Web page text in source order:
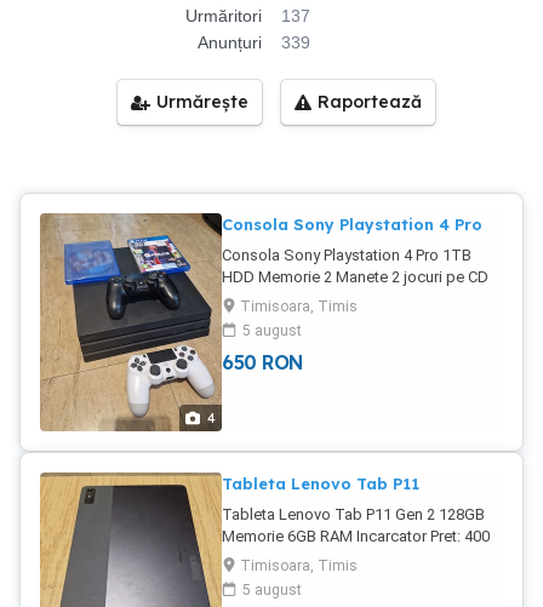
Urmăritori
137
Anunțuri
339
Urmărește Raportează
4
Consola Sony Playstation 4 Pro
Consola Sony Playstation 4 Pro 1TB
HDD Memorie 2 Manete 2 jocuri pe CD
Fara capac la HDD Pret: 650 Lei Mai
avem un ps 4 pro pe stoc cu capac la
700 de lei Avem pe stoc o gamă bogată
de telefoane, laptop-uri si altele . Pentru
Eroilor de la Tisa, nr. 6, zona Complexul
Studențesc. Program: Nonstop Avem pe
stoc o gamă bogată de telefoane,
laptop-uri si alte electronice
Timisoara, Timis
5 august
650 RON
Tableta Lenovo Tab P11
Tableta Lenovo Tab P11 Gen 2 128GB
Memorie 6GB RAM Incarcator Pret: 400
Lei Avem pe stoc o gamă bogată de
telefoane, laptop-uri si altele . Pentru
mai multe detalii vă așteptăm la
Timisoara, Timis
5 august